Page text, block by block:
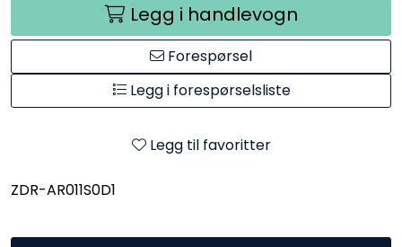
Legg i handlevogn
Forespørsel
Legg i forespørselsliste
Legg til favoritter
ZDR-AR011S0D1